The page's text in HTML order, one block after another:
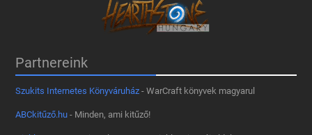
Partnereink
Szukits Internetes Könyváruház - WarCraft könyvek magyarul
ABCkitűző.hu - Minden, ami kitűző!